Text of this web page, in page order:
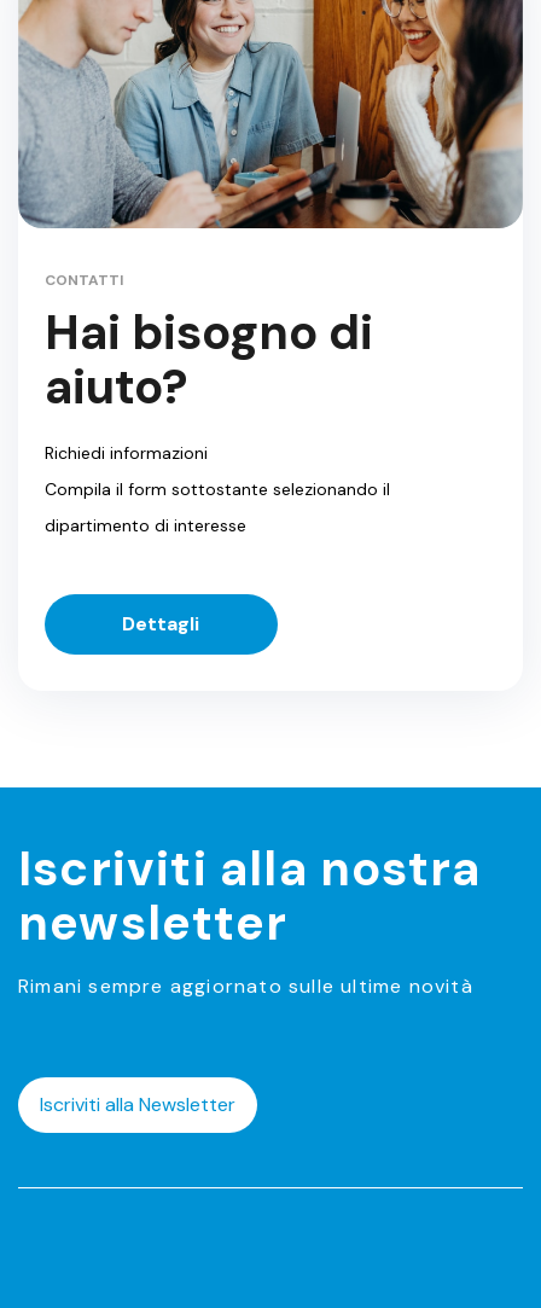
CONTATTI
Hai bisogno di
aiuto?
Richiedi informazioni
Compila il form sottostante selezionando il
dipartimento di interesse
Dettagli
Iscriviti alla nostra
newsletter
Rimani sempre aggiornato sulle ultime novità
Iscriviti alla Newsletter